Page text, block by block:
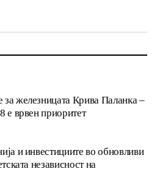
туристи токму во
ресторани, кафулиња и
железницата Крива Паланка –
е врвен приоритет
и инвестициите во обновливи
независност на